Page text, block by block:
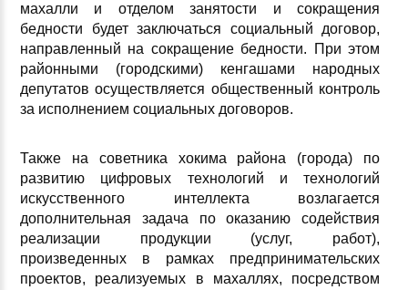
махалли и отделом занятости и сокращения
бедности будет заключаться социальный договор,
направленный на сокращение бедности. При этом
районными (городскими) кенгашами народных
депутатов осуществляется общественный контроль
за исполнением социальных договоров.
Также на советника хокима района (города) по
развитию цифровых технологий и технологий
искусственного интеллекта возлагается
дополнительная задача по оказанию содействия
реализации продукции (услуг, работ),
произведенных в рамках предпринимательских
проектов, реализуемых в махаллях, посредством